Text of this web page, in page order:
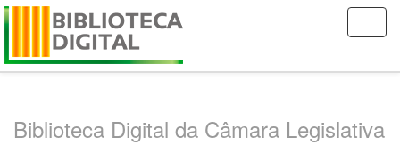
Skip
Biblioteca Digital da Câmara Legislativa